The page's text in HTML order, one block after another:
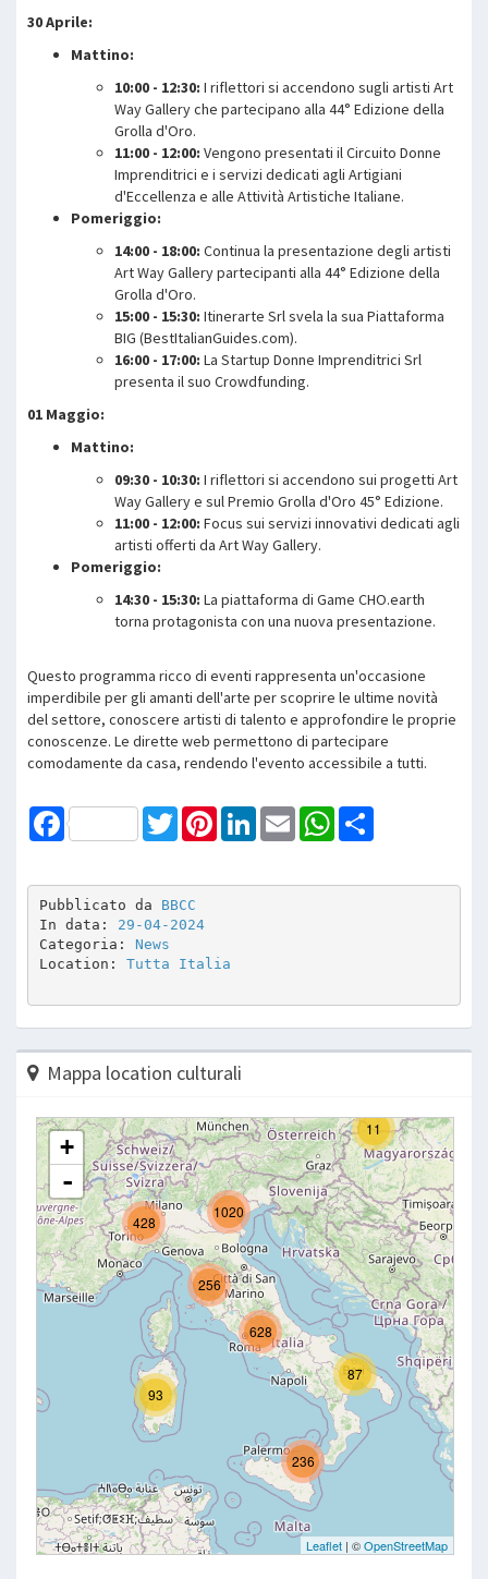
30 Aprile:
Mattino:
10:00 - 12:30: I riflettori si accendono sugli artisti Art
Way Gallery che partecipano alla 44° Edizione della
Grolla d'Oro.
11:00 - 12:00: Vengono presentati il Circuito Donne
Imprenditrici e i servizi dedicati agli Artigiani
d'Eccellenza e alle Attività Artistiche Italiane.
Pomeriggio:
14:00 - 18:00: Continua la presentazione degli artisti
Art Way Gallery partecipanti alla 44° Edizione della
Grolla d'Oro.
15:00 - 15:30: Itinerarte Srl svela la sua Piattaforma
BIG (BestItalianGuides.com).
16:00 - 17:00: La Startup Donne Imprenditrici Srl
presenta il suo Crowdfunding.
01 Maggio:
Mattino:
09:30 - 10:30: I riflettori si accendono sui progetti Art
Way Gallery e sul Premio Grolla d'Oro 45° Edizione.
11:00 - 12:00: Focus sui servizi innovativi dedicati agli
artisti offerti da Art Way Gallery.
Pomeriggio:
14:30 - 15:30: La piattaforma di Game CHO.earth
torna protagonista con una nuova presentazione.
Questo programma ricco di eventi rappresenta un'occasione
imperdibile per gli amanti dell'arte per scoprire le ultime novità
del settore, conoscere artisti di talento e approfondire le proprie
conoscenze. Le dirette web permettono di partecipare
comodamente da casa, rendendo l'evento accessibile a tutti.
Facebook TwitterPinterestLinkedInEmail WhatsApp
Pubblicato da BBCC
In data: 29-04-2024
Categoria: News
Location: Tutta Italia
Mappa location culturali